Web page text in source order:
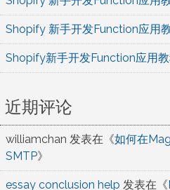
Shopify 新手开发Function应用
Shopify新手开发Function应用教
近期评论
williamchan 发表在《如何在
SMTP》
essay conclusion help 发表在《